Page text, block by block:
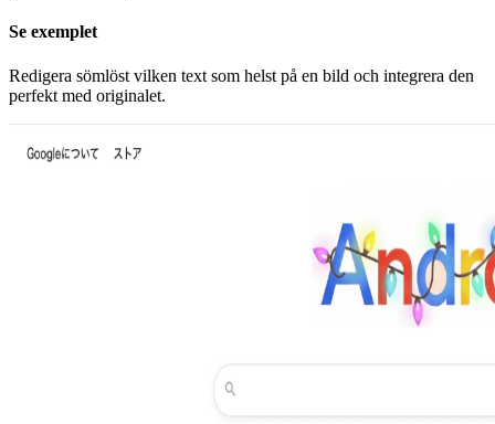
Se exemplet
Redigera sömlöst vilken text som helst på en bild och integrera den
perfekt med originalet.